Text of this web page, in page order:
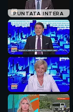
PUNTATA INTERA